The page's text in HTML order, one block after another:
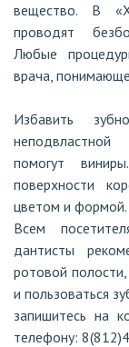
вещество. В
проводят
Любые
врача,
Избавить
неподвластной
помогут
поверхности
цветом и формой.
Всем
дантисты
ротовой
и пользоваться
запишитесь на
телефону: